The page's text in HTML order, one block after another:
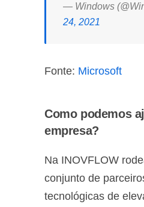
— Windows
24, 2021
Fonte: Microsoft
Como podemos
empresa?
Na INOVFLOW
conjunto de
tecnológicas de